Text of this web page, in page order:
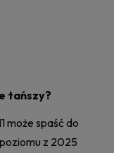
tańszy?
może spaść do
z 2025